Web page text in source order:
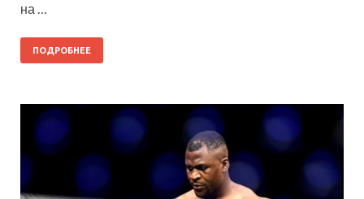
на …
ПОДРОБНЕЕ